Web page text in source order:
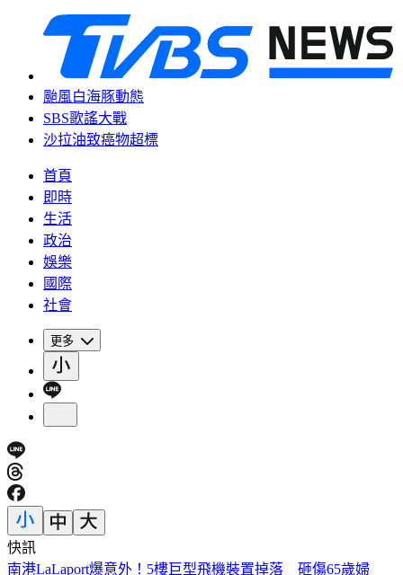
颱風白海豚動態
SBS歌謠大戰
沙拉油致癌物超標
首頁
即時
生活
政治
娛樂
國際
社會
更多
快訊
勸學生回座位遭刺傷！台中女老師「右眼重創恐失明」決定提